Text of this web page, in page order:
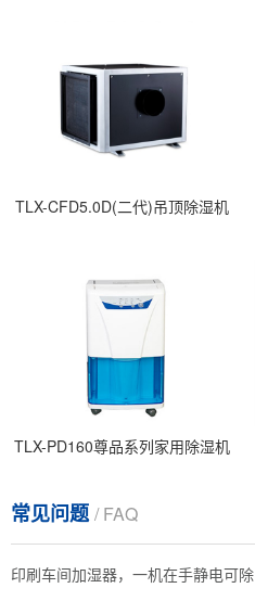
TLX-CFD5.0D(二代)吊顶除湿机
TLX-PD160尊品系列家用除湿机
常见问题/ FAQ
印刷车间加湿器，一机在手静电可除